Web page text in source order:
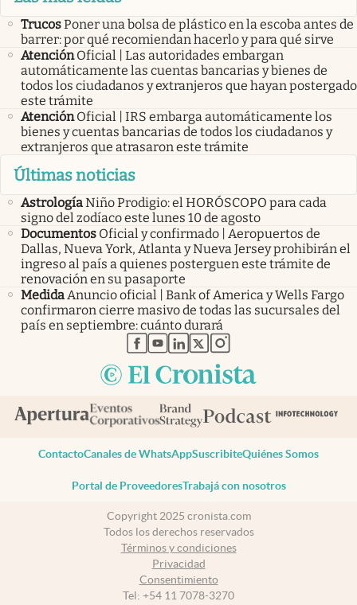
TrucosPoner una bolsa de plástico en la escoba antes de
barrer: por qué recomiendan hacerlo y para qué sirve
Atención Oficial | Las autoridades embargan
automáticamente las cuentas bancarias y bienes de
todos los ciudadanos y extranjeros que hayan postergado
este trámite
Atención Oficial | IRS embarga automáticamente los
bienes y cuentas bancarias de todos los ciudadanos y
extranjeros que atrasaron este trámite
Últimas noticias
AstrologíaNiño Prodigio: el HORÓSCOPO para cada
signo del zodíaco este lunes 10 de agosto
Documentos Oficial y confirmado | Aeropuertos de
Dallas, Nueva York, Atlanta y Nueva Jersey prohibirán el
ingreso al país a quienes posterguen este trámite de
renovación en su pasaporte
MedidaAnuncio oficial | Bank of America y Wells Fargo
confirmaron cierre masivo de todas las sucursales del
país en septiembre: cuánto durará
abre en nueva pestaña
abre en nueva pestaña
abre en nueva pestaña
abre en nueva pestaña
abre en nueva pestaña
ContactoCanales de WhatsAppSuscribiteQuiénes Somos
Portal de ProveedoresTrabajá con nosotros
Copyright 2025 cronista.com
Todos los derechos reservados
Términos y condiciones
Privacidad
Consentimiento
Tel: +54 11 7078-3270